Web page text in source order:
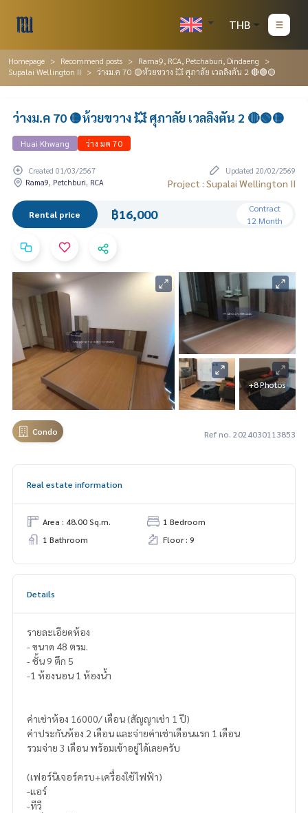
THB
Homepage Recommend posts
Rama9, RCA, Petchaburi, Dindaeng
Supalai Wellington II
ว่างม.ค 70 🟡ห้วยขวาง 💥 ศุภาลัย เวลลิงตัน 2 🔴🟢🟡
ว่างม.ค 70 🟡ห้วยขวาง 💥 ศุภาลัย เวลลิงตัน 2 🔴🟢🟡
Huai Khwang ว่าง มค 70
Created 01/03/2567
Updated 20/02/2569
Rama9, Petchburi, RCA
Project : Supalai Wellington II
Rental price ฿16,000
Contract
12 Month
+8 Photos
Condo Ref no. 2024030113853
Real estate information
Area : 48.00 Sq.m.
1 Bedroom
1 Bathroom
Floor : 9
Details
รายละเอียดห้อง
- ขนาด 48 ตรม.
- ชั้น 9 ตึก 5
-1 ห้องนอน 1 ห้องน้ำ
ค่าเช่าห้อง 16000/ เดือน (สัญญาเช่า 1 ปี)
ค่าประกันห้อง 2 เดือน และจ่ายค่าเช่าเดือนแรก 1 เดือน
รวมจ่าย 3 เดือน พร้อมเข้าอยู่ได้เลยครับ
(เฟอร์นิเจอร์ครบ+เครื่องใช้ไฟฟ้า)
-แอร์
-ทีวี